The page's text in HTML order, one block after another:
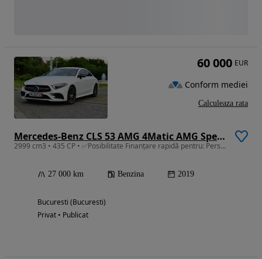
Mercedes-Benz CLS 53 AMG 4Matic AMG Speedshift 9G-TRONIC Edition 1
2999 cm3 • 435 CP • ✅Posibilitate Finanțare rapidă pentru: Persoane fizice/Juridice/PFA
27 000 km Benzina 2019
Bucuresti (Bucuresti)
Privat • Publicat
60 000 EUR
Conform mediei
Calculeaza rata